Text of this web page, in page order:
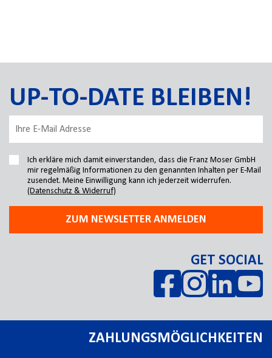
UP-TO-DATE BLEIBEN!
Ich erkläre mich damit einverstanden, dass die Franz Moser GmbH
mir regelmäßig Informationen zu den genannten Inhalten per E-Mail
zusendet. Meine Einwilligung kann ich jederzeit widerrufen.
(Datenschutz & Widerruf)
ZUM NEWSLETTER ANMELDEN
GET SOCIAL
ZAHLUNGSMÖGLICHKEITEN